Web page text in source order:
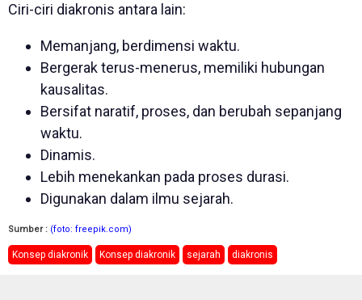
Ciri-ciri diakronis antara lain:
Memanjang, berdimensi waktu.
Bergerak terus-menerus, memiliki hubungan
kausalitas.
Bersifat naratif, proses, dan berubah sepanjang
waktu.
Dinamis.
Lebih menekankan pada proses durasi.
Digunakan dalam ilmu sejarah.
Sumber : (foto: freepik.com)
Konsep diakronik Konsep diakronik sejarah diakronis